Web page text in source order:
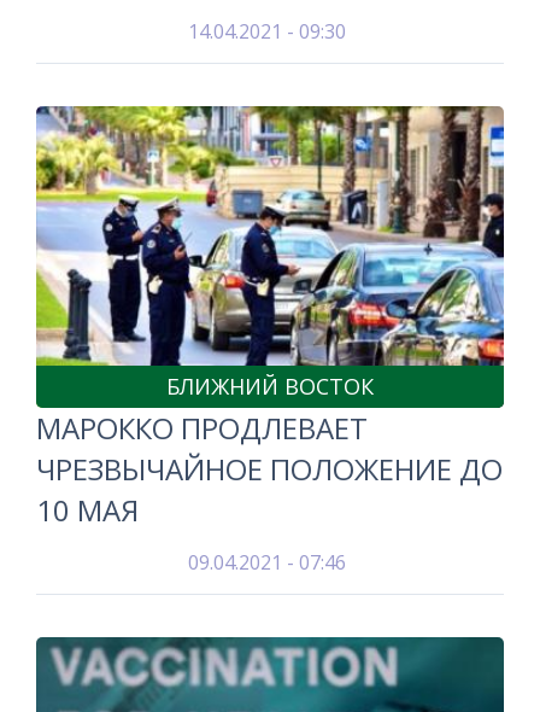
14.04.2021 - 09:30
БЛИЖНИЙ ВОСТОК
МАРОККО ПРОДЛЕВАЕТ
ЧРЕЗВЫЧАЙНОЕ ПОЛОЖЕНИЕ ДО
10 МАЯ
09.04.2021 - 07:46